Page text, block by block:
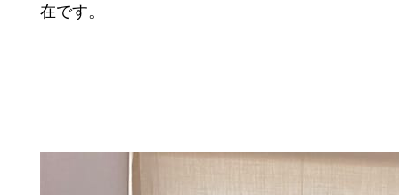
在です。